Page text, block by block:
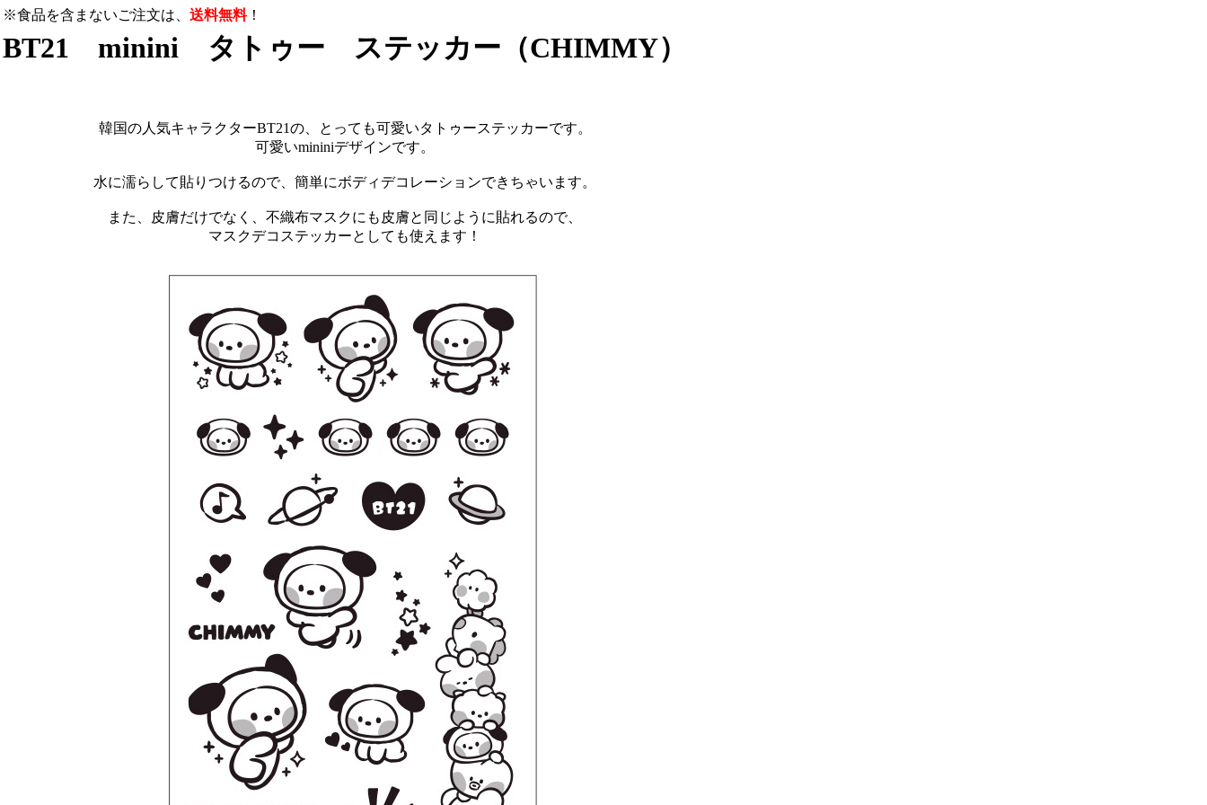
※食品を含まないご注文は、 送料無料！
BT21 minini タトゥー ステッカー（CHIMMY）
韓国の人気キャラクターBT21の、とっても可愛いタトゥーステッカーです。
可愛いmininiデザインです。
水に濡らして貼りつけるので、簡単にボディデコレーションできちゃいます。
また、皮膚だけでなく、不織布マスクにも皮膚と同じように貼れるので、
マスクデコステッカーとしても使えます！